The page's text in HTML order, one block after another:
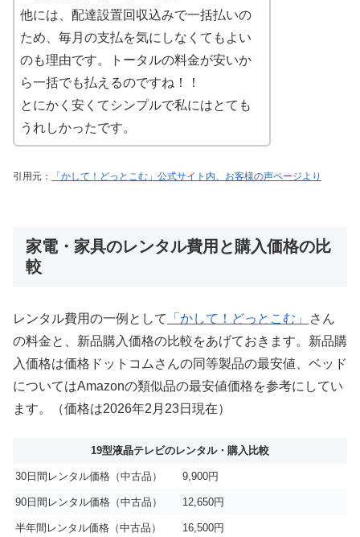
他には、配達設置回収込みで一括払いの
ため、毎月の支払を気にしなくてもよい
のも理由です。トータルの料金が安いか
ら一括でも払えるのですね！！
とにかく安くてシンプルで私にはとても
うれしかったです。
引用元： 「かして！どっとこむ」公式サイト内、お客様の声ページより
家電・家具のレンタル費用と購入価格の比
較
レンタル費用の一例として 「かして！どっとこむ」
さん
の料金と、新品購入価格の比較をあげておきます。新品購
入価格は価格ドットコムさんの同等製品の最安値、ベッド
についてはAmazonの類似品の最安値価格を参考にしてい
ます。（価格は2026年2月23日現在）
19型液晶テレビのレンタル・購入比較
30日間レンタル価格（中古品） 9,900円
90日間レンタル価格（中古品） 12,650円
半年間レンタル価格（中古品） 16,500円